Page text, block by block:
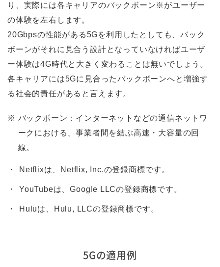
り、実際には各キャリアのバックボーン※がユーザー
の体験を左右します。
20Gbpsの性能がある5Gを利用したとしても、バック
ボーンがそれに見合う設計となっていなければユーザ
ー体験は4G時代と大きく変わることは無いでしょう。
各キャリアには5Gに見合ったバックボーンへと増強す
る社会的責任があると言えます。
※ バックボーン：インターネットなどの通信ネットワ
ークにおける、事業者間を結ぶ高速・大容量の回
線。
Netflixは、Netflix, Inc.の登録商標です。
YouTubeは、Google LLCの登録商標です。
Huluは、Hulu, LLCの登録商標です。
5Gの適用例